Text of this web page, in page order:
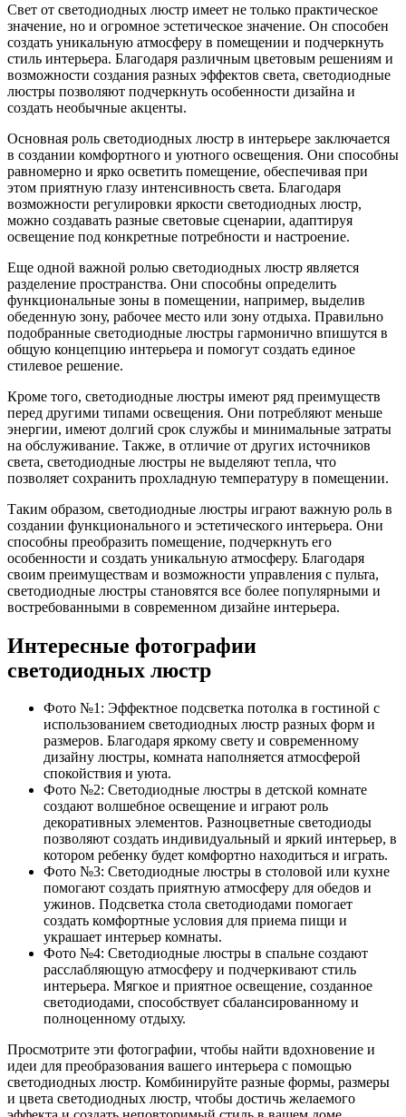
Свет от светодиодных люстр имеет не только практическое
значение, но и огромное эстетическое значение. Он способен
создать уникальную атмосферу в помещении и подчеркнуть
стиль интерьера. Благодаря различным цветовым решениям и
возможности создания разных эффектов света, светодиодные
люстры позволяют подчеркнуть особенности дизайна и
создать необычные акценты.
Основная роль светодиодных люстр в интерьере заключается
в создании комфортного и уютного освещения. Они способны
равномерно и ярко осветить помещение, обеспечивая при
этом приятную глазу интенсивность света. Благодаря
возможности регулировки яркости светодиодных люстр,
можно создавать разные световые сценарии, адаптируя
освещение под конкретные потребности и настроение.
Еще одной важной ролью светодиодных люстр является
разделение пространства. Они способны определить
функциональные зоны в помещении, например, выделив
обеденную зону, рабочее место или зону отдыха. Правильно
подобранные светодиодные люстры гармонично впишутся в
общую концепцию интерьера и помогут создать единое
стилевое решение.
Кроме того, светодиодные люстры имеют ряд преимуществ
перед другими типами освещения. Они потребляют меньше
энергии, имеют долгий срок службы и минимальные затраты
на обслуживание. Также, в отличие от других источников
света, светодиодные люстры не выделяют тепла, что
позволяет сохранить прохладную температуру в помещении.
Таким образом, светодиодные люстры играют важную роль в
создании функционального и эстетического интерьера. Они
способны преобразить помещение, подчеркнуть его
особенности и создать уникальную атмосферу. Благодаря
своим преимуществам и возможности управления с пульта,
светодиодные люстры становятся все более популярными и
востребованными в современном дизайне интерьера.
Интересные фотографии
светодиодных люстр
Фото №1: Эффектное подсветка потолка в гостиной с
использованием светодиодных люстр разных форм и
размеров. Благодаря яркому свету и современному
дизайну люстры, комната наполняется атмосферой
спокойствия и уюта.
Фото №2: Светодиодные люстры в детской комнате
создают волшебное освещение и играют роль
декоративных элементов. Разноцветные светодиоды
позволяют создать индивидуальный и яркий интерьер, в
котором ребенку будет комфортно находиться и играть.
Фото №3: Светодиодные люстры в столовой или кухне
помогают создать приятную атмосферу для обедов и
ужинов. Подсветка стола светодиодами помогает
создать комфортные условия для приема пищи и
украшает интерьер комнаты.
Фото №4: Светодиодные люстры в спальне создают
расслабляющую атмосферу и подчеркивают стиль
интерьера. Мягкое и приятное освещение, созданное
светодиодами, способствует сбалансированному и
полноценному отдыху.
Просмотрите эти фотографии, чтобы найти вдохновение и
идеи для преобразования вашего интерьера с помощью
светодиодных люстр. Комбинируйте разные формы, размеры
и цвета светодиодных люстр, чтобы достичь желаемого